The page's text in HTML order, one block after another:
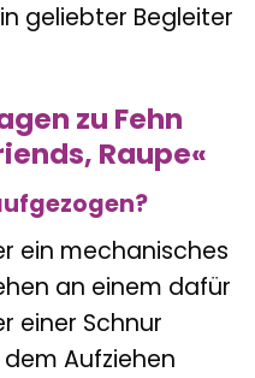
geliebter Begleiter
zu Fehn
Raupe«
ein mechanisches
an einem dafür
einer Schnur
Aufziehen